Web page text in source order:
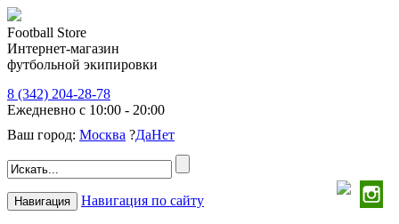
Football Store
Интернет-магазин
футбольной экипировки
8 (342) 204-28-78
Ежедневно с 10:00 - 20:00
Ваш город: Москва ?ДаНет
Навигация Навигация по сайту